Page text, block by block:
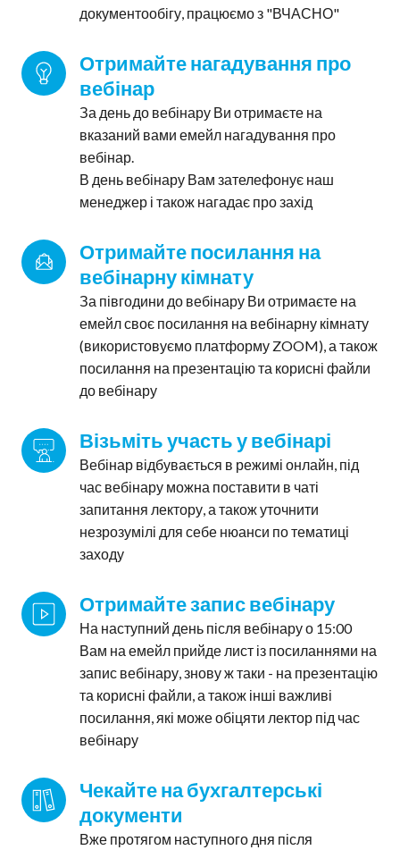
документообігу, працюємо з "ВЧАСНО"
Отримайте нагадування про
вебінар
За день до вебінару Ви отримаєте на
вказаний вами емейл нагадування про
вебінар.
В день вебінару Вам зателефонує наш
менеджер і також нагадає про захід
Отримайте посилання на
вебінарну кімнату
За півгодини до вебінару Ви отримаєте на
емейл своє посилання на вебінарну кімнату
(використовуємо платформу ZOOM), а також
посилання на презентацію та корисні файли
до вебінару
Візьміть участь у вебінарі
Вебінар відбувається в режимі онлайн, під
час вебінару можна поставити в чаті
запитання лектору, а також уточнити
незрозумілі для себе нюанси по тематиці
заходу
Отримайте запис вебінару
На наступний день після вебінару о 15:00
Вам на емейл прийде лист із посиланнями на
запис вебінару, знову ж таки - на презентацію
та корисні файли, а також інші важливі
посилання, які може обіцяти лектор під час
вебінару
Чекайте на бухгалтерські
документи
Вже протягом наступного дня після